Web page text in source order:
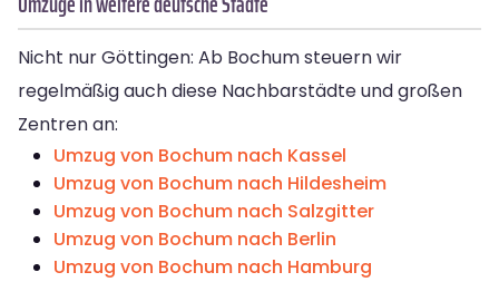
Nicht nur Göttingen: Ab Bochum steuern wir
regelmäßig auch diese Nachbarstädte und großen
Zentren an:
Umzug von Bochum nach Kassel
Umzug von Bochum nach Hildesheim
Umzug von Bochum nach Salzgitter
Umzug von Bochum nach Berlin
Umzug von Bochum nach Hamburg